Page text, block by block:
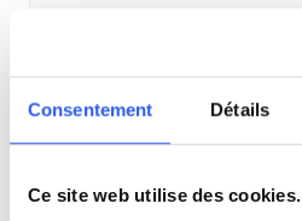
Consentement Détails
Ce site web utilise des cookies.
Cours par niveau
Seconde Première